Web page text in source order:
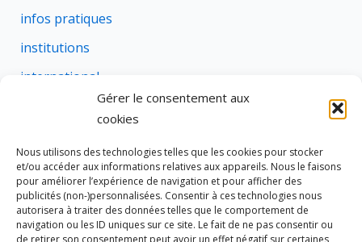
Gérer le consentement aux
cookies
Nous utilisons des technologies telles que les cookies pour stocker
et/ou accéder aux informations relatives aux appareils. Nous le faisons
pour améliorer l’expérience de navigation et pour afficher des
publicités (non-)personnalisées. Consentir à ces technologies nous
autorisera à traiter des données telles que le comportement de
navigation ou les ID uniques sur ce site. Le fait de ne pas consentir ou
de retirer son consentement peut avoir un effet négatif sur certaines
infos pratiques
institutions
international
rural
social
succession